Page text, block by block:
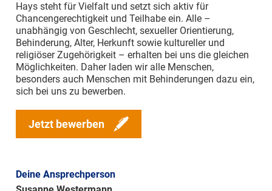
Hays steht für Vielfalt und setzt sich aktiv für
Chancengerechtigkeit und Teilhabe ein. Alle –
unabhängig von Geschlecht, sexueller Orientierung,
Behinderung, Alter, Herkunft sowie kultureller und
religiöser Zugehörigkeit – erhalten bei uns die gleichen
Möglichkeiten. Daher laden wir alle Menschen,
besonders auch Menschen mit Behinderungen dazu ein,
sich bei uns zu bewerben.
Jetzt bewerben
Deine Ansprechperson